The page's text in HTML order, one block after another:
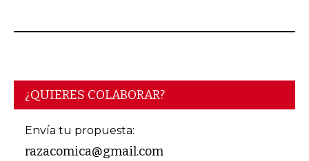
¿QUIERES COLABORAR?
Envía tu propuesta:
razacomica@gmail.com